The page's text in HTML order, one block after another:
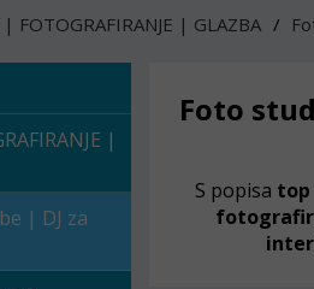
FOTOGRAFIRANJE | GLAZBA
|
| DJ za
Foto
S popisa